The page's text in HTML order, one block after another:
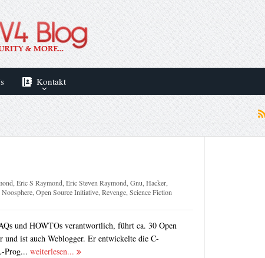
Kontakt
,Eric S Raymond,Eric Steven Raymond,Gnu,Hacker,
Noosphere,Open Source Initiative,Revenge,Science Fiction
und HOWTOs verantwortlich, führt ca. 30 Open
und ist auch Weblogger. Er entwickelte die C-
Prog... weiterlesen...